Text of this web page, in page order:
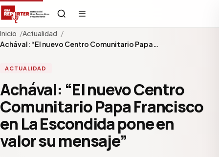
Inicio
Actualidad
Achával: “El nuevo Centro Comunitario Papa…
ACTUALIDAD
Achával: “El nuevo Centro
Comunitario Papa Francisco
en La Escondida pone en
valor su mensaje”